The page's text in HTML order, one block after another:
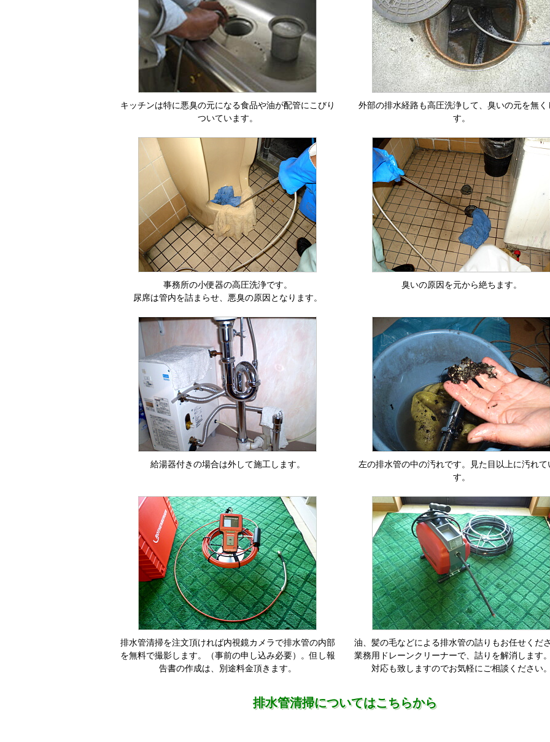
キッチンは特に悪臭の元になる食品や油が配管にこびり
ついています。
外部の排水経路も高圧洗浄して、臭いの元を無く
す。
事務所の小便器の高圧洗浄です。
尿席は管内を詰まらせ、悪臭の原因となります。
臭いの原因を元から絶ちます。
給湯器付きの場合は外して施工します。
左の排水管の中の汚れです。見た目以上に汚れて
す。
排水管清掃を注文頂ければ内視鏡カメラで排水管の内部
を無料で撮影します。（事前の申し込み必要）。但し報
告書の作成は、別途料金頂きます。
油、髪の毛などによる排水管の詰りもお任せくだ
業務用ドレーンクリーナーで、詰りを解消します
対応も致しますのでお気軽にご相談ください
排水管清掃についてはこちらから